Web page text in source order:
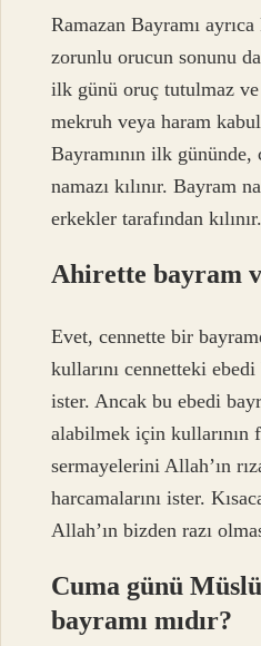
Ramazan Bayramı
zorunlu orucun sonunu
ilk günü oruç tutulmaz
mekruh veya haram
Bayramının ilk
namazı kılınır. Bayram
erkekler tarafından kılınır.
Ahirette bayram
Evet, cennette bir
kullarını cennetteki
ister. Ancak bu ebedi
alabilmek için kullarının
sermayelerini Allah’ın
harcamalarını ister.
Allah’ın bizden razı
Cuma günü
bayramı mıdır?